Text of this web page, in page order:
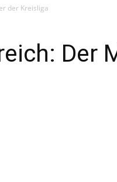
der Kreisliga
Der